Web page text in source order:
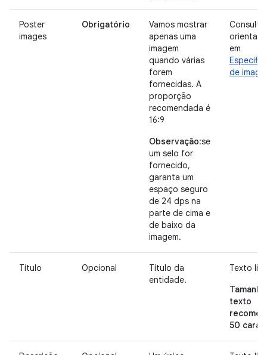
Poster
images
Obrigatório
Vamos mostrar
apenas uma
imagem
quando várias
forem
fornecidas. A
proporção
recomendada é
16:9
Observação:se
um selo for
fornecido,
garanta um
espaço seguro
de 24 dps na
parte de cima e
de baixo da
imagem.
Consulte
em
de
Título Opcional
Título da
entidade.
Texto
texto
50